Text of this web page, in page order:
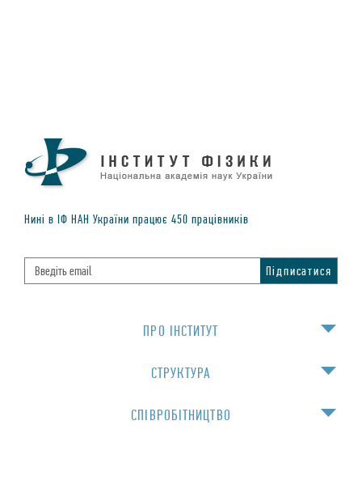
Нинi в IФ НАН України працює 450 працiвникiв
ПРО IНСТИТУТ
СТРУКТУРА
СПIВРОБIТНИЦТВО